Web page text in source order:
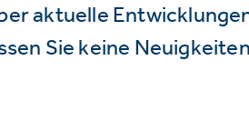
aktuelle
Sie keine